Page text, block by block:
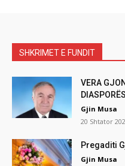
SHKRIMET E FUNDIT
VERA
Gjin Musa
20 Shtator
Pregaditi
Gjin Musa